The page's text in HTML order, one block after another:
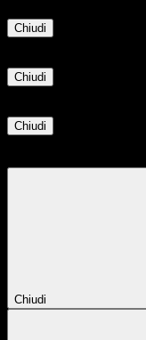
Chiudi
Chiudi
Chiudi
Chiudi